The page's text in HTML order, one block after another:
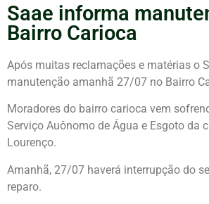
Saae informa
Bairro Carioca
Após muitas reclamações e matérias o
manutenção amanhã 27/07 no Bairro
Moradores do bairro carioca vem
Serviço Auônomo de Água e Esgoto da
Lourenço.
Amanhã, 27/07 haverá interrupção do
reparo.